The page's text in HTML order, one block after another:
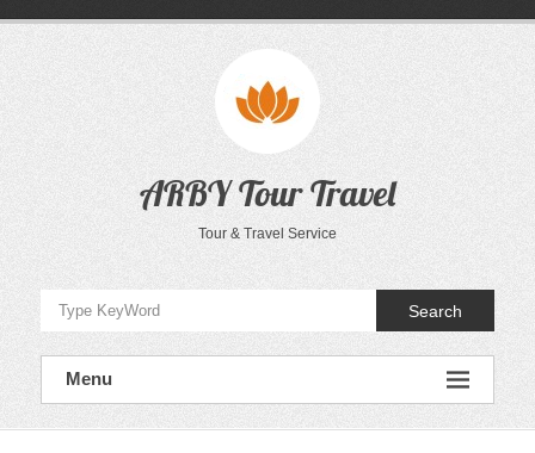
ARBY Tour Travel
Tour & Travel Service
Search
Menu